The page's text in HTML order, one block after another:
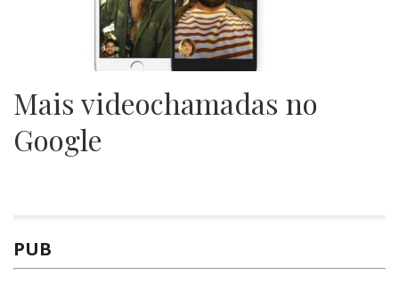
Mais videochamadas no
Google
PUB